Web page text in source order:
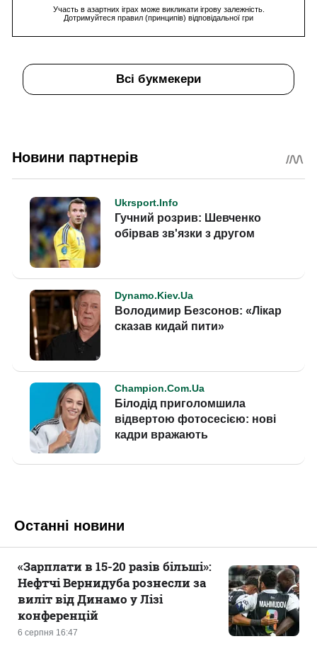
Участь в азартних іграх може викликати ігрову залежність.
Дотримуйтеся правил (принципів) відповідальної гри
Всі букмекери
Останні новини
6 серпня 16:47
«Зарплати в 15-20 разів більші»:
Нефтчі Вернидуба рознесли за
виліт від Динамо у Лізі
конференцій